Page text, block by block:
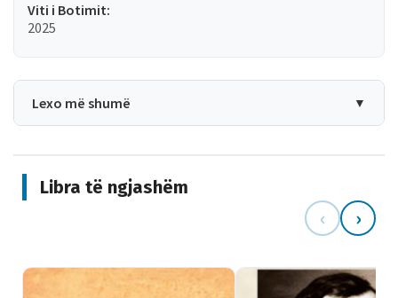
Viti i Botimit:
2025
Lexo më shumë ▼
Libra të ngjashëm
‹ ›